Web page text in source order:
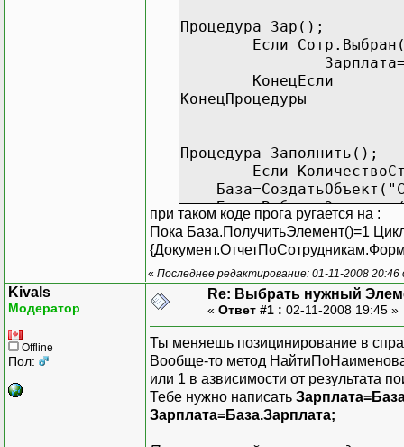
Процедура Зар();
Если
КонецЕсли
КонецПроцедуры
Процедура Заполнить();
Если
Пока
Выбор();
Зар();
КонецПроцедуры
при таком коде прога ругается на :
Пока База.ПолучитьЭлемент()=1
« Последнее редактирование: 01-11-2008 20:46
Kivals
Модератор
Offline
Пол:
Re: Выбрать нужный
« Ответ #1 : 02-11-2008 19:45 »
Ты меняешь позицинирование в
Вообще-то метод
или 1 в азвисимости от результата
Тебе нужно написать
Зарплата=База.Зарплата;